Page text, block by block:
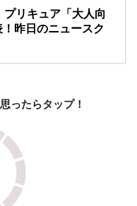
プリキュア「大人向
昨日のニュースク
ったらタップ！